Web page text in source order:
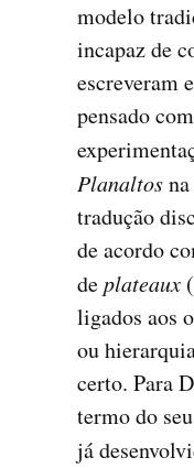
modelo
incapaz de
escreveram
pensado
Planaltos
tradução
de acordo
deplateaux
ligados aos
ou
certo. Para
termo do
já